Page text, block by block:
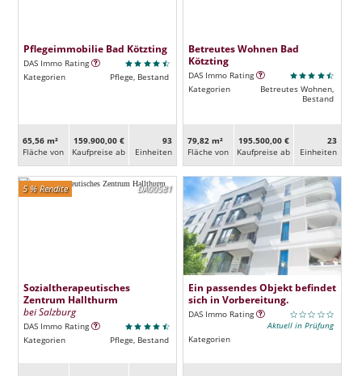
Pflegeimmobilie Bad Kötzting
DAS Immo Rating
Kategorien
Pflege, Bestand
65,56 m²
Fläche von
159.900,00 €
Kaufpreise ab
93
Ein­heiten
Betreutes Wohnen Bad
Kötzting
DAS Immo Rating
Kategorien
Betreutes Wohnen,
Bestand
79,82 m²
Fläche von
195.500,00 €
Kaufpreise ab
23
Ein­heiten
DA00581
5 % Rendite
Sozialtherapeutisches
Zentrum Hallthurm
bei Salzburg
DAS Immo Rating
Kategorien
Pflege, Bestand
Ein passendes Objekt befindet
sich in Vorbereitung.
DAS Immo Rating
Aktuell in Prüfung
Kategorien